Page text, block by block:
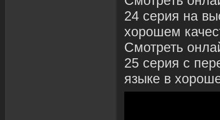
24 серия на
хорошем
Смотреть
25 серия с
языке в